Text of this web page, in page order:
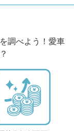
調べよう！愛車